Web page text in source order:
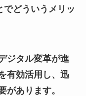
でどういうメリッ
ジタル変革が進
有効活用し、迅
があります。